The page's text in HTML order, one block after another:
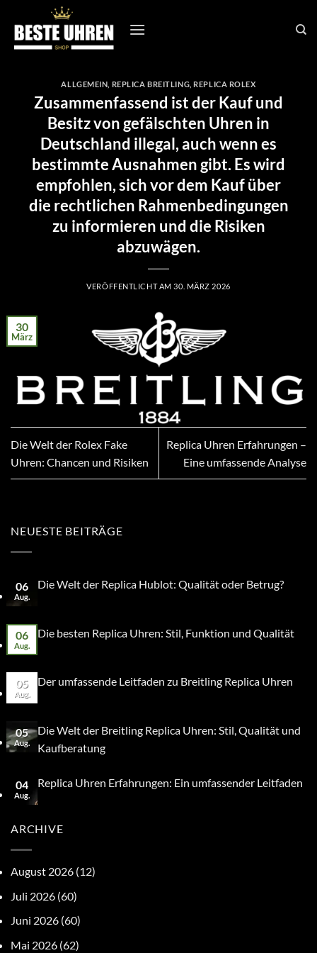
Inhalt
springen
ALLGEMEIN REPLICA BREITLING ,REPLICA ROLEX
Zusammenfassend ist der Kauf und
Besitz von gefälschten Uhren in
Deutschland illegal, auch wenn es
bestimmte Ausnahmen gibt. Es wird
empfohlen, sich vor dem Kauf über
die rechtlichen Rahmenbedingungen
zu informieren und die Risiken
abzuwägen.
VERÖFFENTLICHT AM 30. MÄRZ 2026
30
März
Die Welt der Rolex Fake
Uhren: Chancen und Risiken
Replica Uhren Erfahrungen –
Eine umfassende Analyse
NEUESTE BEITRÄGE
06
Aug.
Die Welt der Replica Hublot: Qualität oder Betrug?
06
Aug.
Die besten Replica Uhren: Stil, Funktion und Qualität
05
Aug.
Der umfassende Leitfaden zu Breitling Replica Uhren
05
Aug.
Die Welt der Breitling Replica Uhren: Stil, Qualität und
Kaufberatung
04
Aug.
Replica Uhren Erfahrungen: Ein umfassender Leitfaden
ARCHIVE
August 2026 (12)
Juli 2026 (60)
Juni 2026 (60)
Mai 2026 (62)